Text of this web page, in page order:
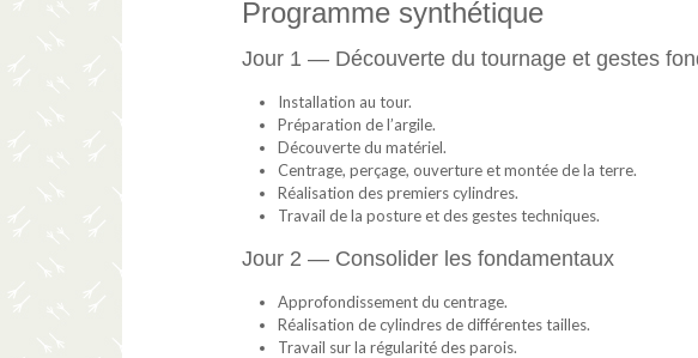
Programme synthétique
Jour 1 — Découverte du tournage et gestes
Installation au tour.
Préparation de l’argile.
Découverte du matériel.
Centrage, perçage, ouverture et montée de la terre.
Réalisation des premiers cylindres.
Travail de la posture et des gestes techniques.
Jour 2 — Consolider les fondamentaux
Approfondissement du centrage.
Réalisation de cylindres de différentes tailles.
Travail sur la régularité des parois.